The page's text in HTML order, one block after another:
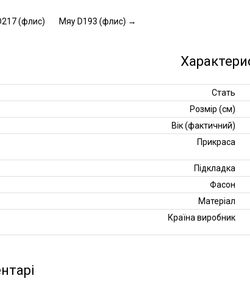
(флис) Мяу D193 (флис) →
Стать
Розмір (см)
Вік (фактичний)
Прикраса
Підкладка
Фасон
Матеріал
Країна виробник